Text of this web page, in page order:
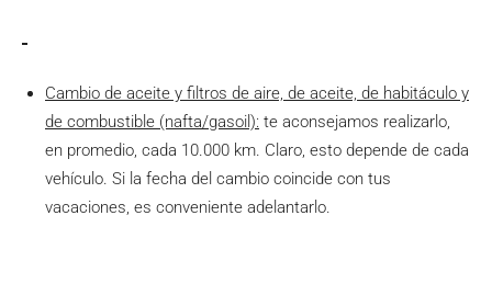
Cambio de aceite y filtros de aire, de aceite, de habitáculo y
de combustible (nafta/gasoil): te aconsejamos realizarlo,
en promedio, cada 10.000 km. Claro, esto depende de cada
vehículo. Si la fecha del cambio coincide con tus
vacaciones, es conveniente adelantarlo.